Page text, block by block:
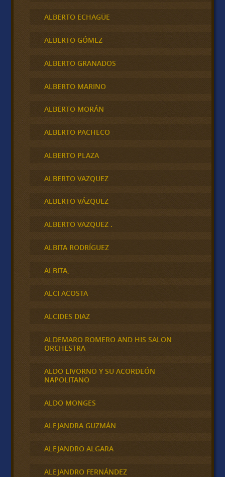
ALBERTO ECHAGÜE
ALBERTO GÓMEZ
ALBERTO GRANADOS
ALBERTO MARINO
ALBERTO MORÁN
ALBERTO PACHECO
ALBERTO PLAZA
ALBERTO VAZQUEZ
ALBERTO VÁZQUEZ
ALBERTO VAZQUEZ .
ALBITA RODRÍGUEZ
ALBITA,
ALCI ACOSTA
ALCIDES DIAZ
ALDEMARO ROMERO AND HIS SALON
ORCHESTRA
ALDO LIVORNO Y SU ACORDEÓN
NAPOLITANO
ALDO MONGES
ALEJANDRA GUZMÁN
ALEJANDRO ALGARA
ALEJANDRO FERNÁNDEZ